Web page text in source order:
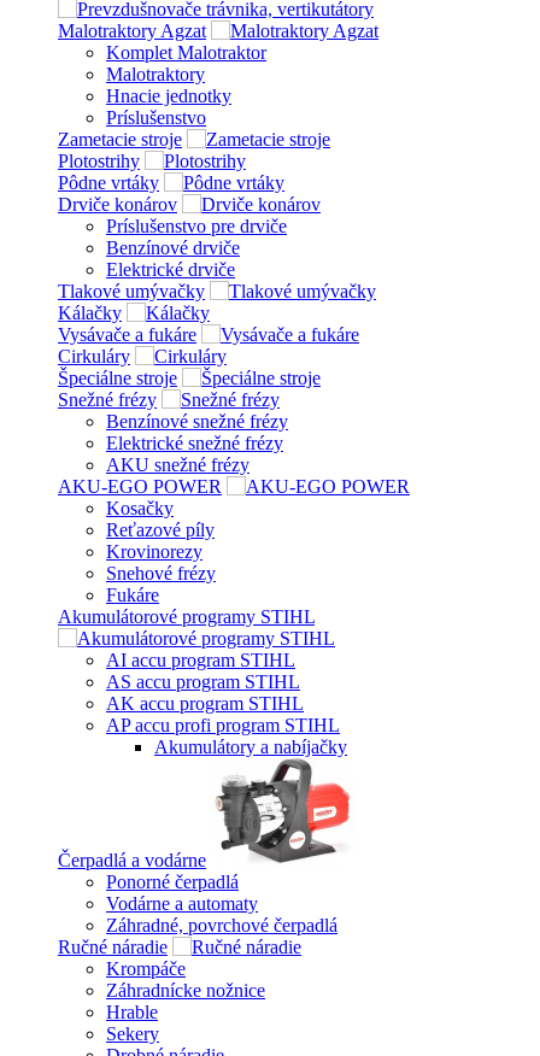
Malotraktory Agzat
Komplet Malotraktor
Malotraktory
Hnacie jednotky
Príslušenstvo
Zametacie stroje
Plotostrihy
Pôdne vrtáky
Drviče konárov
Príslušenstvo pre drviče
Benzínové drviče
Elektrické drviče
Tlakové umývačky
Kálačky
Vysávače a fukáre
Cirkuláry
Špeciálne stroje
Snežné frézy
Benzínové snežné frézy
Elektrické snežné frézy
AKU snežné frézy
AKU-EGO POWER
Kosačky
Reťazové píly
Krovinorezy
Snehové frézy
Fukáre
Akumulátorové programy STIHL
AI accu program STIHL
AS accu program STIHL
AK accu program STIHL
AP accu profi program STIHL
Akumulátory a nabíjačky
Čerpadlá a vodárne
Ponorné čerpadlá
Vodárne a automaty
Záhradné, povrchové čerpadlá
Ručné náradie
Krompáče
Záhradnícke nožnice
Hrable
Sekery